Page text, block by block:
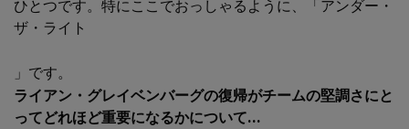
ひとつです。特にここでおっしゃるように、「アンダー・
ザ・ライト
」です。
ライアン・グレイベンバーグの復帰がチームの堅調さにと
ってどれほど重要になるかについて...